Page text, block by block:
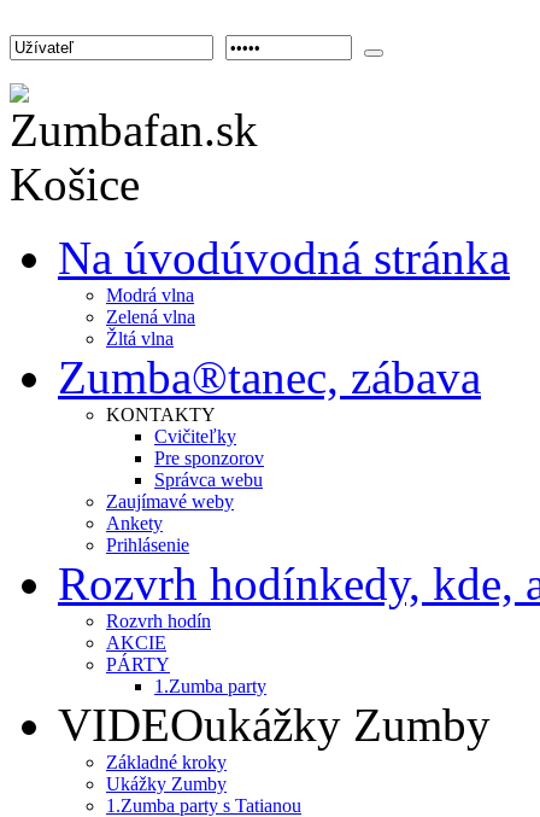
Na úvodúvodná stránka
Modrá vlna
Zelená vlna
Žltá vlna
Zumba®tanec, zábava
KONTAKTY
Cvičiteľky
Pre sponzorov
Správca webu
Zaujímavé weby
Ankety
Prihlásenie
Rozvrh hodínkedy, kde,
Rozvrh hodín
AKCIE
PÁRTY
1.Zumba party
VIDEOukážky Zumby
Základné kroky
Ukážky Zumby
1.Zumba party s Tatianou